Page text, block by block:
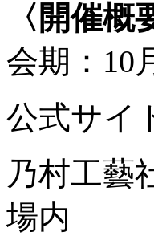
〈開催概
会期：10
公式サイ
乃村工藝
場内